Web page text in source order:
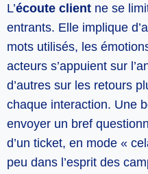
L’écoute client ne se
entrants. Elle implique
mots utilisés, les
acteurs s’appuient sur
d’autres sur les retours
chaque interaction. Une
envoyer un bref
d’un ticket, en mode «
peu dans l’esprit des